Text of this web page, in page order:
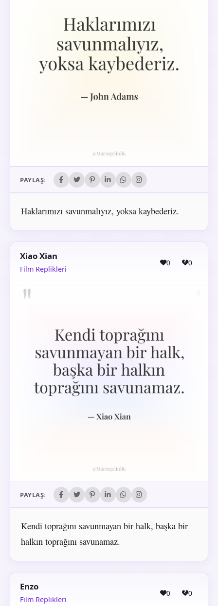
PAYLAŞ:
Haklarımızı savunmalıyız, yoksa kaybederiz.
Xiao Xian
Film Replikleri
0 0
PAYLAŞ:
Kendi toprağını savunmayan bir halk, başka bir
halkın toprağını savunamaz.
Enzo
Film Replikleri
0 0